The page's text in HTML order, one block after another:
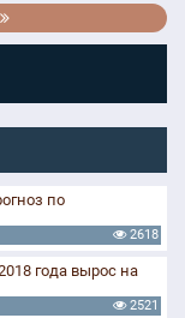
по
2618
года вырос на
2521